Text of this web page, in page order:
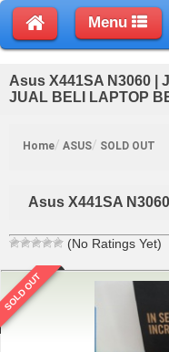
Menu
Asus X441SA N3060 |
JUAL BELI LAPTOP
Home ASUS SOLD OUT
Asus X441SA N3060
(No Ratings Yet)
SOLD OUT